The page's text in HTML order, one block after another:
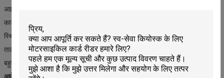
आईसी / आरएफआईडी / चुंबकीय कार्ड पढ़ने और लिखने
कार्ड को पूर्व-खाली पता लगाने के साथ
स्थिर कार्ड वितरण / कब्जा / को स्वीकार समारोह
ताला लगा समारोह के साथ हटाने योग्य स्टेकर
बहुत कॉम्पैक्ट और मजबूत